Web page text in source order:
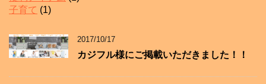
子育て (1)
2017/10/17
カジフル様にご掲載いただきました！！